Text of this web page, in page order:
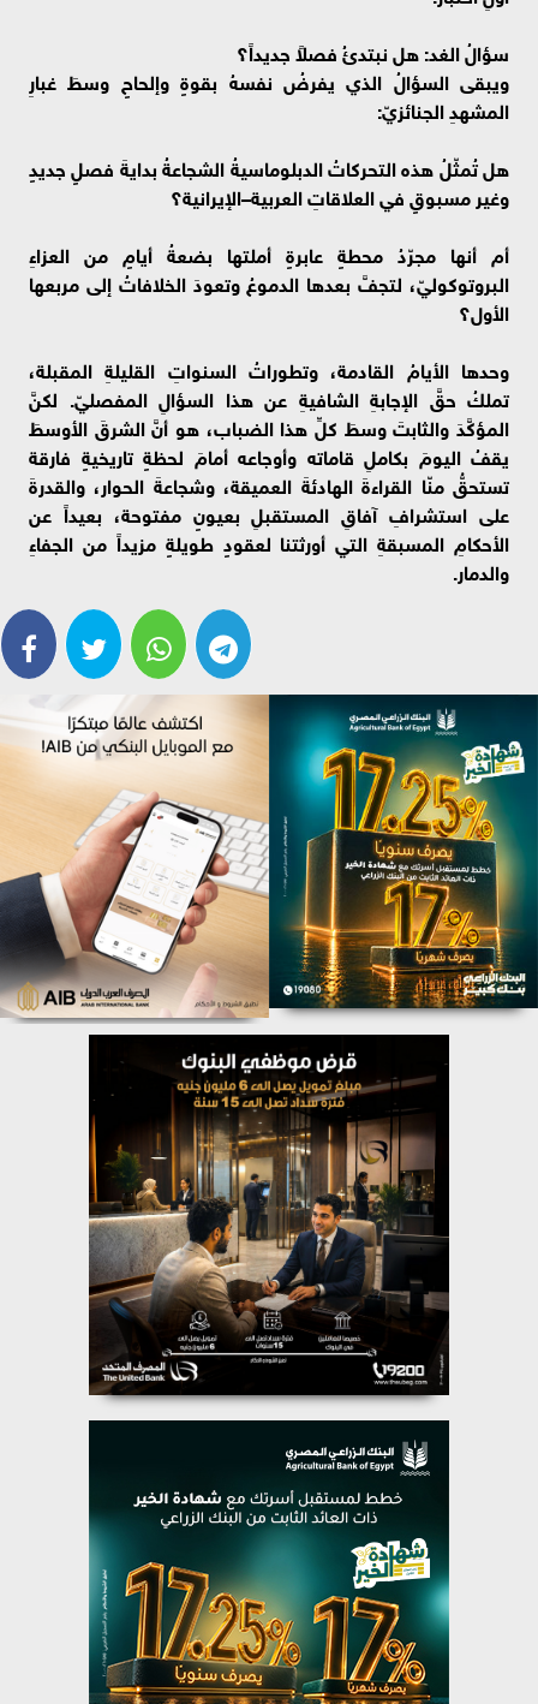
سؤالُ الغد: هل نبتدئُ فصلاً جديداً؟
ويبقى السؤالُ الذي يفرضُ نفسهُ بقوةٍ وإلحاحٍ وسطَ غبارِ
المشهدِ الجنائزيّ:
هل تُمثّلُ هذه التحركاتُ الدبلوماسيةُ الشجاعةُ بدايةَ فصلٍ جديدٍ
وغير مسبوقٍ في العلاقاتِ العربية–الإيرانية؟
أم أنها مجرّدُ محطةٍ عابرةٍ أملتها بضعةُ أيامٍ من العزاءِ
البروتوكوليّ، لتجفَّ بعدها الدموعُ وتعودَ الخلافاتُ إلى مربعها
الأول؟
وحدها الأيامُ القادمة، وتطوراتُ السنواتِ القليلةِ المقبلة،
تملكُ حقَّ الإجابةِ الشافيةِ عن هذا السؤالِ المفصليّ. لكنَّ
المؤكَّدَ والثابتَ وسطَ كلِّ هذا الضباب، هو أنَّ الشرقَ الأوسطَ
يقفُ اليومَ بكاملِ قاماته وأوجاعه أمامَ لحظةٍ تاريخيةٍ فارقة
تستحقُّ منّا القراءةَ الهادئةَ العميقة، وشجاعةَ الحوار، والقدرةَ
على استشرافِ آفاقِ المستقبلِ بعيونٍ مفتوحة، بعيداً عن
الأحكامِ المسبقةِ التي أورثتنا لعقودٍ طويلةٍ مزيداً من الجفاءِ
والدمار.